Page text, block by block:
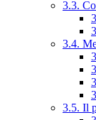
3.3.
3.4.
3.5. Il